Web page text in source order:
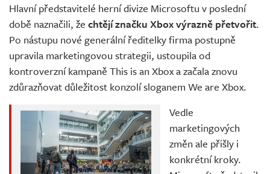
Hlavní představitelé herní divize Microsoftu v poslední
době naznačili, že chtějí značku Xbox výrazně přetvořit.
Po nástupu nové generální ředitelky firma postupně
upravila marketingovou strategii, ustoupila od
kontroverzní kampaně This is an Xbox a začala znovu
zdůrazňovat důležitost konzolí sloganem We are Xbox.
Vedle
marketingových
změn ale přišly i
konkrétní kroky.